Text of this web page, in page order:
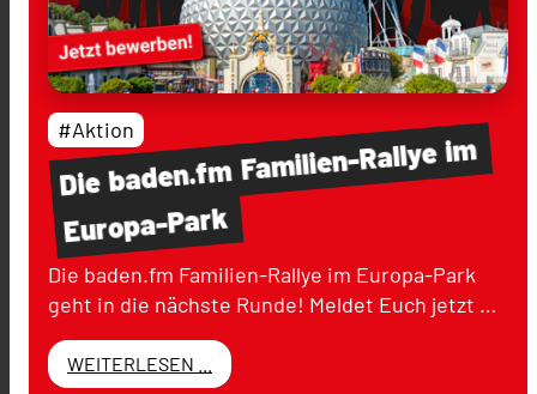
Diebaden.fmFamilien-Rallyeim
Europa-Park
#Aktion
Die baden.fm Familien-Rallye im Europa-Park
geht in die nächste Runde! Meldet Euch jetzt …
WEITERLESEN ...